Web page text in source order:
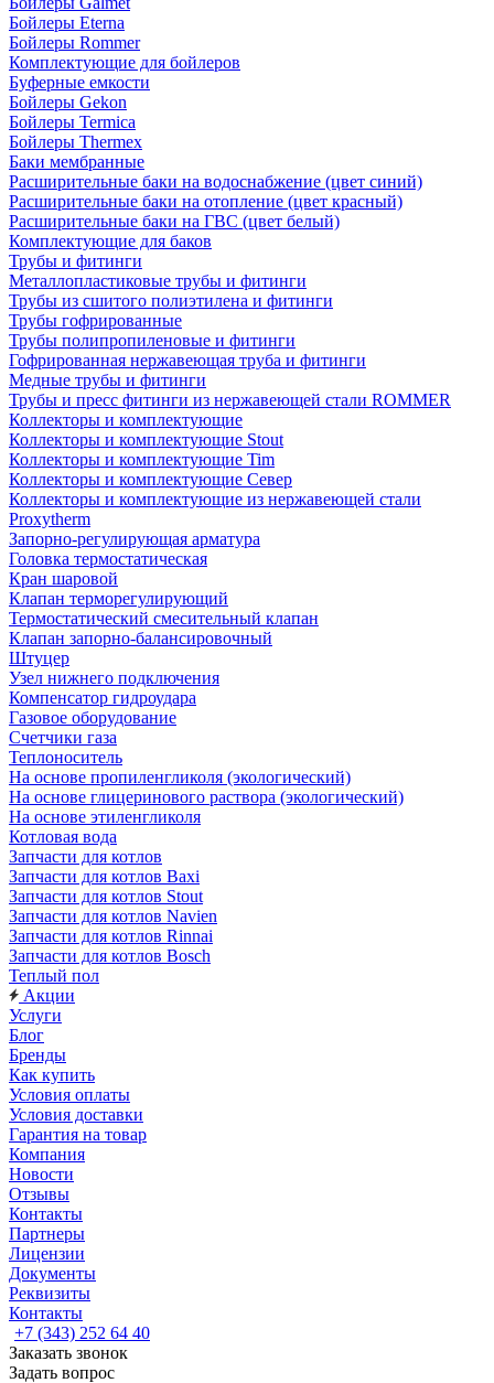
Бойлеры Eterna
Бойлеры Rommer
Комплектующие для бойлеров
Буферные емкости
Бойлеры Gekon
Бойлеры Termica
Бойлеры Thermex
Баки мембранные
Расширительные баки на водоснабжение (цвет синий)
Расширительные баки на отопление (цвет красный)
Расширительные баки на ГВС (цвет белый)
Комплектующие для баков
Трубы и фитинги
Металлопластиковые трубы и фитинги
Трубы из сшитого полиэтилена и фитинги
Трубы гофрированные
Трубы полипропиленовые и фитинги
Гофрированная нержавеющая труба и фитинги
Медные трубы и фитинги
Трубы и пресс фитинги из нержавеющей стали ROMMER
Коллекторы и комплектующие
Коллекторы и комплектующие Stout
Коллекторы и комплектующие Tim
Коллекторы и комплектующие Север
Коллекторы и комплектующие из нержавеющей стали
Proxytherm
Запорно-регулирующая арматура
Головка термостатическая
Кран шаровой
Клапан терморегулирующий
Термостатический смесительный клапан
Клапан запорно-балансировочный
Штуцер
Узел нижнего подключения
Компенсатор гидроудара
Газовое оборудование
Счетчики газа
Теплоноситель
На основе пропиленгликоля (экологический)
На основе глицеринового раствора (экологический)
На основе этиленгликоля
Котловая вода
Запчасти для котлов
Запчасти для котлов Baxi
Запчасти для котлов Stout
Запчасти для котлов Navien
Запчасти для котлов Rinnai
Запчасти для котлов Bosch
Теплый пол
Акции
Услуги
Блог
Бренды
Как купить
Условия оплаты
Условия доставки
Гарантия на товар
Компания
Новости
Отзывы
Контакты
Партнеры
Лицензии
Документы
Реквизиты
Контакты
+7 (343) 252 64 40
Заказать звонок
Задать вопрос